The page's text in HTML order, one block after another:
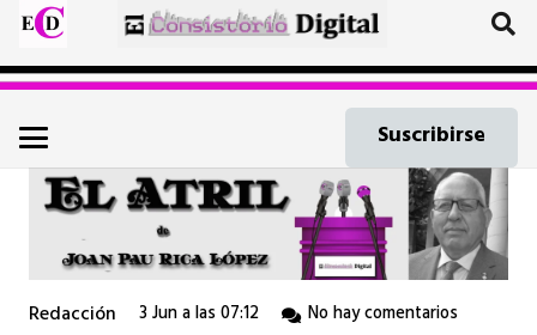
Suscribirse
Redacción 3 Jun a las 07:12 No hay comentarios